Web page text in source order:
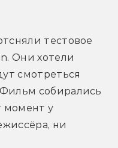
тестовое
Они хотели
смотреться
собирались
момент у
ни